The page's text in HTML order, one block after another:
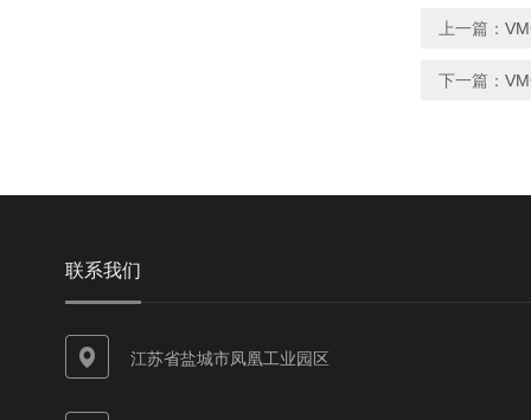
上一篇：
下一篇：
联系我们
江苏省盐城市凤凰工业园区